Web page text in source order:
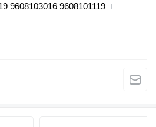
9608103016 9608101119